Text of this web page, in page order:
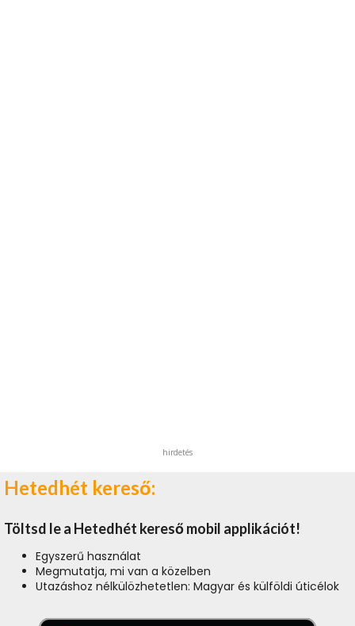
hirdetés
Hetedhét kereső:
Töltsd le a Hetedhét kereső mobil applikációt!
Egyszerű használat
Megmutatja, mi van a közelben
Utazáshoz nélkülözhetetlen: Magyar és külföldi úticélok